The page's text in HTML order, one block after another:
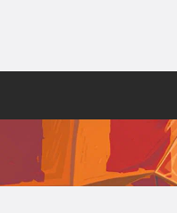
Бэтмена на